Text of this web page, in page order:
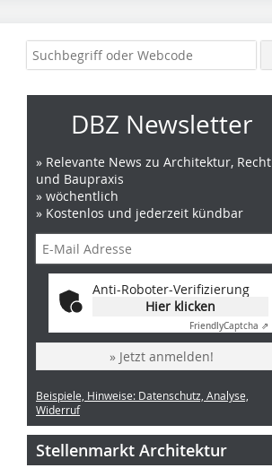
DBZ Newsletter
» Relevante News zu Architektur, Recht
und Baupraxis
» wöchentlich
» Kostenlos und jederzeit kündbar
Anti-Roboter-Verifizierung
Hier klicken
FriendlyCaptcha ⇗
» Jetzt anmelden!
Beispiele, Hinweise: Datenschutz, Analyse,
Widerruf
Stellenmarkt Architektur